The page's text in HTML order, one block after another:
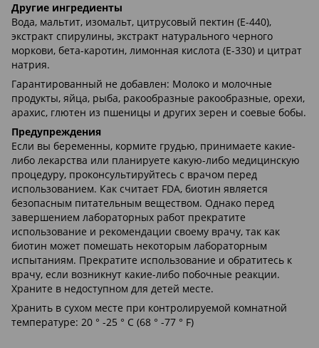
Другие ингредиенты
Вода, мальтит, изомальт, цитрусовый пектин (E-440),
экстракт спирулины, экстракт натурального черного
моркови, бета-каротин, лимонная кислота (E-330) и цитрат
натрия.
Гарантированный не добавлен: Молоко и молочные
продукты, яйца, рыба, ракообразные ракообразные, орехи,
арахис, глютен из пшеницы и других зерен и соевые бобы.
Предупреждения
Если вы беременны, кормите грудью, принимаете какие-
либо лекарства или планируете какую-либо медицинскую
процедуру, проконсультируйтесь с врачом перед
использованием. Как считает FDA, биотин является
безопасным питательным веществом. Однако перед
завершением лабораторных работ прекратите
использование и рекомендации своему врачу, так как
биотин может помешать некоторым лабораторным
испытаниям. Прекратите использование и обратитесь к
врачу, если возникнут какие-либо побочные реакции.
Храните в недоступном для детей месте.
Хранить в сухом месте при контролируемой комнатной
температуре: 20 ° -25 ° C (68 ° -77 ° F)